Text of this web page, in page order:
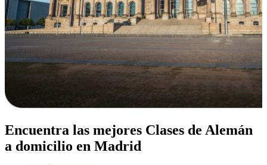
Encuentra las mejores Clases de Alemán
a domicilio en Madrid